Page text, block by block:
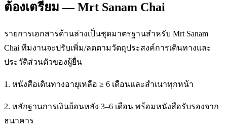
ต้องเตรียม — Mrt Sanam Chai
รายการเอกสารด้านล่างเป็นชุดมาตรฐานสำหรับ Mrt Sanam
Chai ทีมงานจะปรับเพิ่ม/ลดตามวัตถุประสงค์การเดินทางและ
ประวัติส่วนตัวของผู้ยื่น
1. หนังสือเดินทางอายุเหลือ ≥ 6 เดือนและสำเนาทุกหน้า
2. หลักฐานการเงินย้อนหลัง 3–6 เดือน พร้อมหนังสือรับรองจาก
ธนาคาร